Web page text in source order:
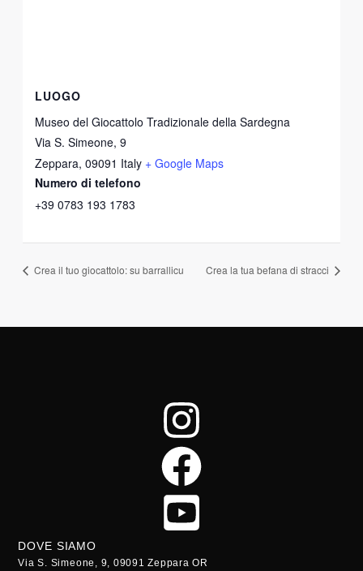
LUOGO
Museo del Giocattolo Tradizionale della Sardegna
Via S. Simeone, 9
Zeppara, 09091 Italy + Google Maps
Numero di telefono
+39 0783 193 1783
Crea il tuo giocattolo: su barrallicu Crea la tua befana di stracci
DOVE SIAMO
Via S. Simeone, 9, 09091 Zeppara OR